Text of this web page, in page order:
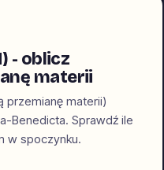
- oblicz
materii
przemianę materii)
Benedicta. Sprawdź ile
w spoczynku.